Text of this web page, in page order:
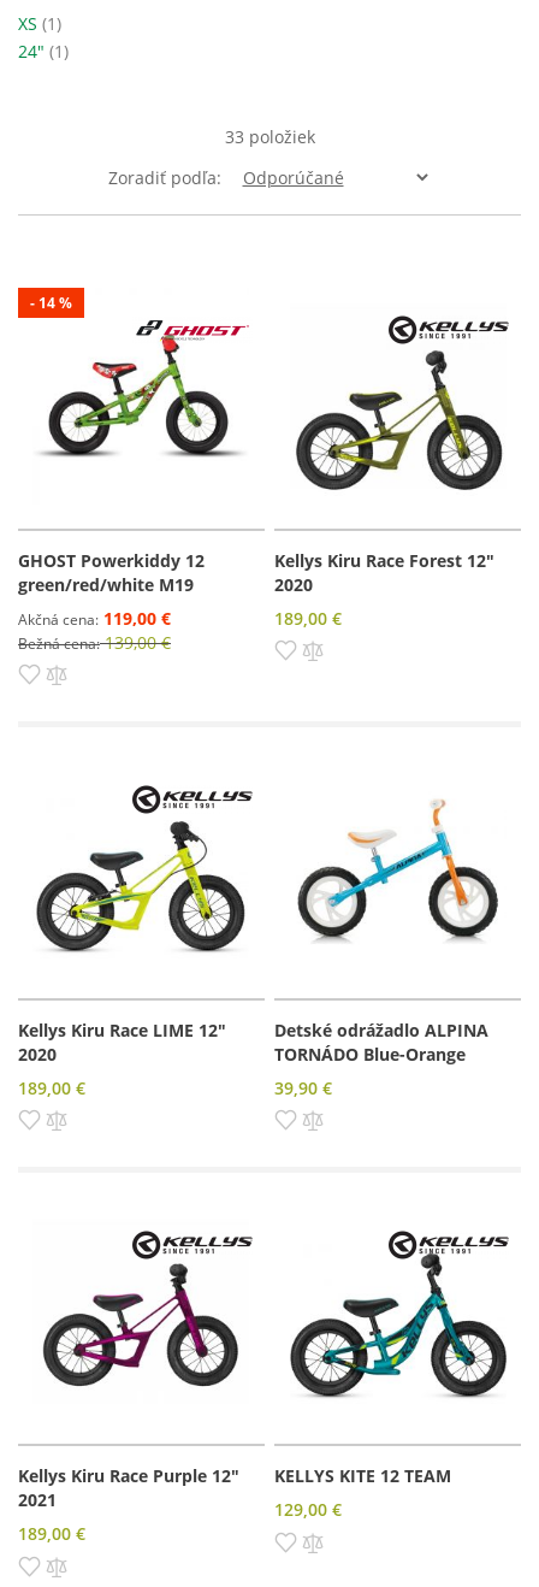
33 položiek
Zoradiť podľa
- 14 %
GHOST Powerkiddy 12
green/red/white M19
Akčná cena 119,00 €
Bežná cena 139,00 €
Pridať do zoznamu prianí
Kellys Kiru Race Forest 12"
2020
189,00 €
Pridať do zoznamu prianí
Kellys Kiru Race LIME 12"
2020
189,00 €
Pridať do zoznamu prianí
Detské odrážadlo ALPINA
TORNÁDO Blue-Orange
39,90 €
Pridať do zoznamu prianí
Kellys Kiru Race Purple 12"
2021
189,00 €
Pridať do zoznamu prianí
KELLYS KITE 12 TEAM
129,00 €
Pridať do zoznamu prianí
XS 1položka
24" 1položka